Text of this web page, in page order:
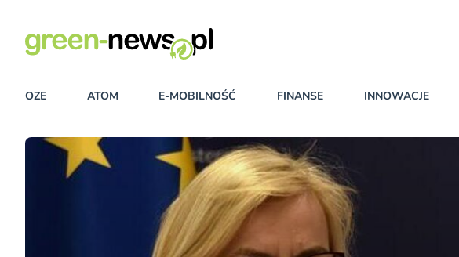
OZE ATOM E-MOBILNOŚĆ FINANSE INNOWACJE